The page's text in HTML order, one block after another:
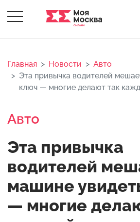
Главная Новости
Авто
Эта привычка водителей
ключ — многие делают так
Авто
Эта привычка
водителей
машине
— многие